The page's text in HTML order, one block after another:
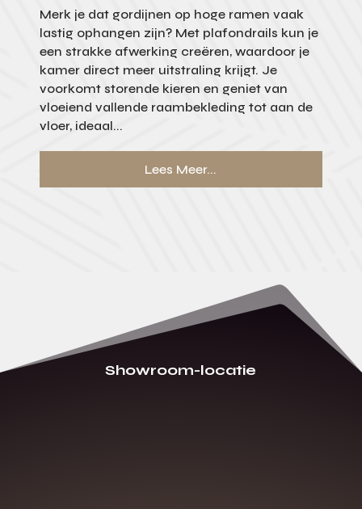
Merk je dat gordijnen op hoge ramen vaak
lastig ophangen zijn? Met plafondrails kun je
een strakke afwerking creëren, waardoor je
kamer direct meer uitstraling krijgt. Je
voorkomt storende kieren en geniet van
vloeiend vallende raambekleding tot aan de
vloer, ideaal...
Lees Meer...
Showroom-locatie